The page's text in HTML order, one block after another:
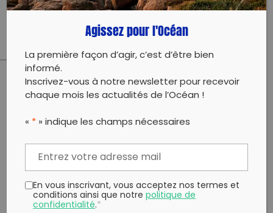
fois !
PARTAGER CET ARTICLE:
Agissez pour l'Océan
La première façon d’agir, c’est d’être bien
informé.
Inscrivez-vous à notre newsletter pour recevoir
chaque mois les actualités de l’Océan !
« * » indique les champs nécessaires
En vous inscrivant, vous acceptez nos termes et
conditions ainsi que notrepolitique de
confidentialité.*